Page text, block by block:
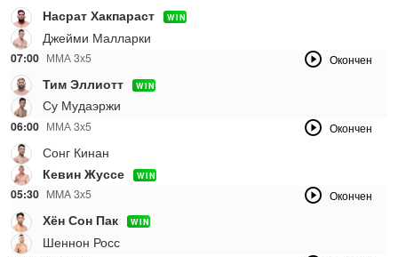
Насрат Хакпараст WIN
Джейми Малларки
07:00 ММА 3х5 Окончен
Тим Эллиотт WIN
Су Мудаэржи
06:00 ММА 3х5 Окончен
Сонг Кинан
Кевин Жуссе
WIN
05:30 MMA 3х5 Окончен
Хён Сон Пак WIN
Шеннон Росс